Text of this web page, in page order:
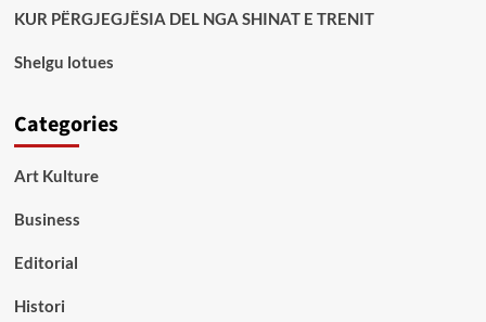
KUR PËRGJEGJËSIA DEL NGA SHINAT E TRENIT
Shelgu lotues
Categories
Art Kulture
Business
Editorial
Histori